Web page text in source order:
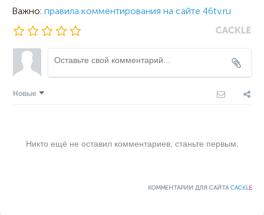
Важно: правила комментирования на сайте 46tv.ru
Новые
Никто ещё не оставил комментариев, станьте первым.
КОММЕНТАРИИ ДЛЯ САЙТАCACKLE